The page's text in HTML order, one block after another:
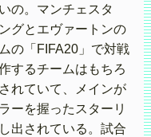
の。マンチェスタ
グとエヴァートンの
の「FIFA20」で対戦
するチームはもちろ
れていて、メインが
ーを握ったスターリ
出されている。試合